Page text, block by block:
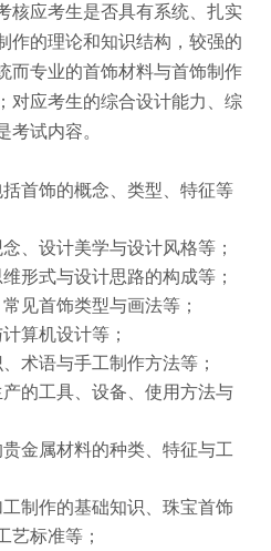
核应考生是否具有系统、扎实
作的理论和知识结构，较强的
而专业的首饰材料与首饰制作
对应考生的综合设计能力、综
考试内容。
括首饰的概念、类型、特征等
、设计美学与设计风格等；
形式与设计思路的构成等；
见首饰类型与画法等；
算机设计等；
术语与手工制作方法等；
的工具、设备、使用方法与
金属材料的种类、特征与工
制作的基础知识、珠宝首饰
艺标准等；